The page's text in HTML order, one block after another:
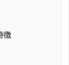
徴